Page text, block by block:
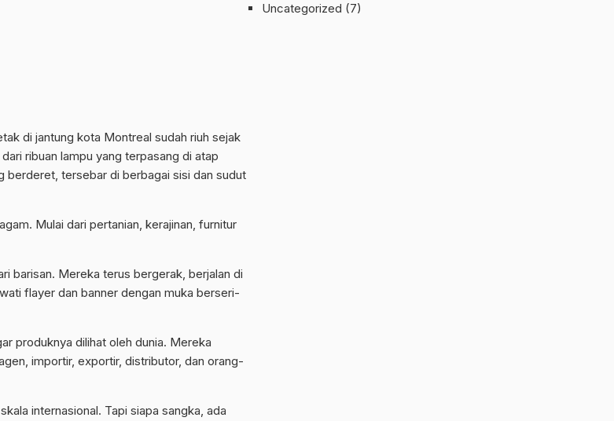
di jantung kota Montreal sudah riuh sejak
ribuan lampu yang terpasang di atap
berderet, tersebar di berbagai sisi dan sudut
Mulai dari pertanian, kerajinan, furnitur
barisan. Mereka terus bergerak, berjalan di
flayer dan banner dengan muka berseri-
produknya dilihat oleh dunia. Mereka
importir, exportir, distributor, dan orang-
internasional. Tapi siapa sangka, ada
Uncategorized (7)